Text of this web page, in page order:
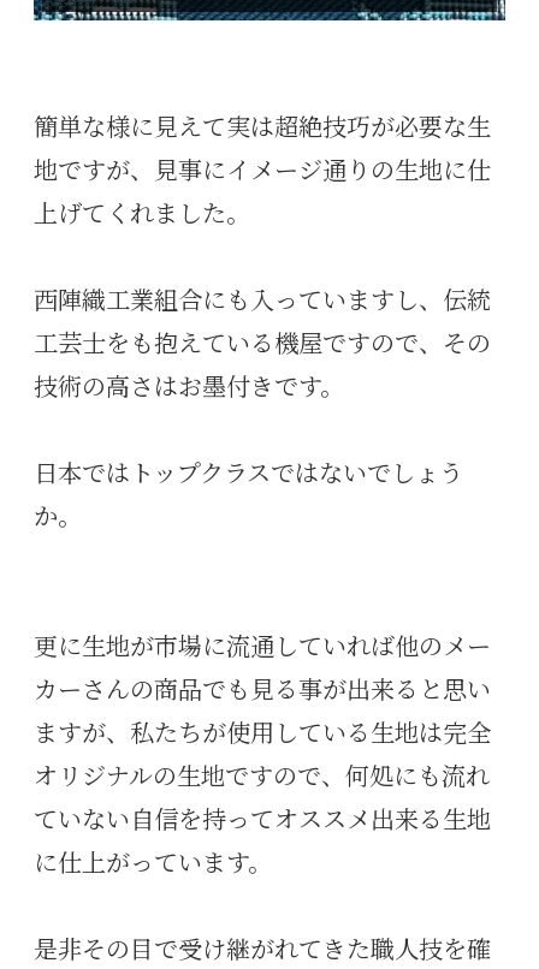
簡単な様に見えて実は超絶技巧が必要な生
地ですが、見事にイメージ通りの生地に仕
上げてくれました。
西陣織工業組合にも入っていますし、伝統
工芸士をも抱えている機屋ですので、その
技術の高さはお墨付きです。
日本ではトップクラスではないでしょう
か。
更に生地が市場に流通していれば他のメー
カーさんの商品でも見る事が出来ると思い
ますが、私たちが使用している生地は完全
オリジナルの生地ですので、何処にも流れ
ていない自信を持ってオススメ出来る生地
に仕上がっています。
是非その目で受け継がれてきた職人技を確